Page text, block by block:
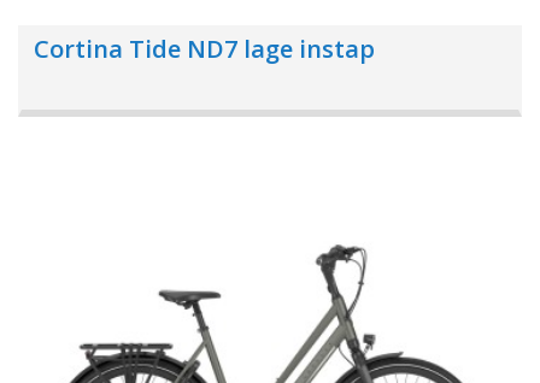
Cortina Tide ND7 lage instap